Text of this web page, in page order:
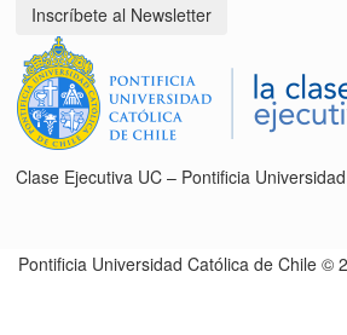
Inscríbete al Newsletter
Clase Ejecutiva UC – Pontificia
Pontificia Universidad Católica de Chile ©